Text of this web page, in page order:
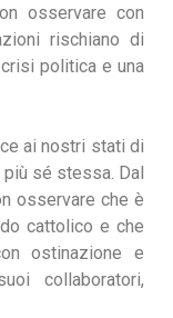
osservare con
rischiano di
politica e una
ai nostri stati di
più sé stessa. Dal
osservare che è
cattolico e che
ostinazione e
collaboratori,